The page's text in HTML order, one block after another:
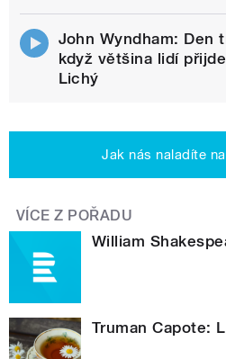
John Wyndham: Den
když většina lidí
Lichý
Jak nás naladíte
VÍCE Z POŘADU
William
Truman Capote: